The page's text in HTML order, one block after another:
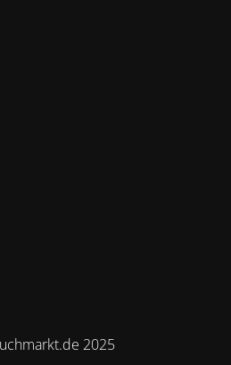
2025